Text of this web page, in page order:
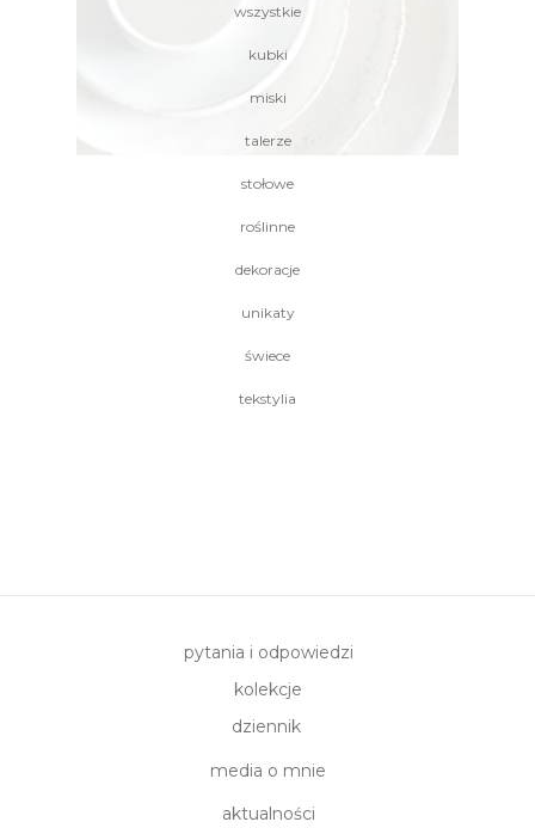
wszystkie
kubki
miski
talerze
stołowe
roślinne
dekoracje
unikaty
świece
tekstylia
media o mnie
aktualności
pytania i odpowiedzi
kolekcje
dziennik